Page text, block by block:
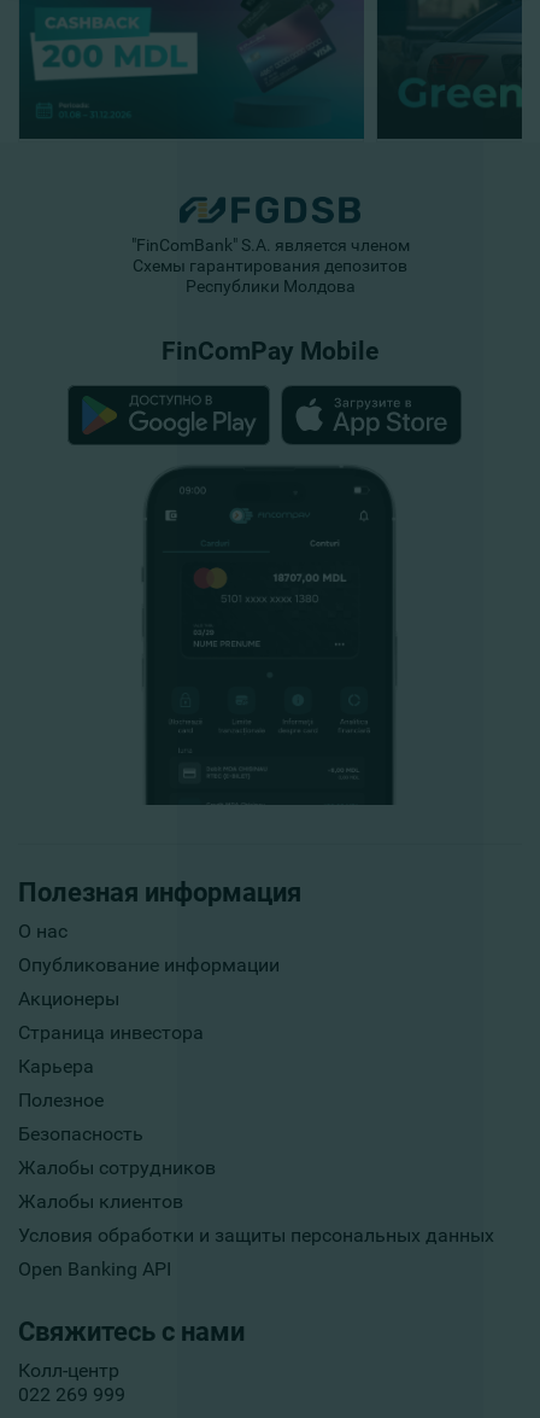
Полезная информация
О нас
Опубликование информации
Акционеры
Страница инвестора
Карьера
Полезное
Безопасность
Жалобы сотрудников
Жалобы клиентов
Условия обработки и защиты персональных данных
Open Banking API
Свяжитесь с нами
Колл-центр
022 269 999
"FinComBank" S.A. является членом
Схемы гарантирования депозитов
Республики Молдова
FinComPay Mobile